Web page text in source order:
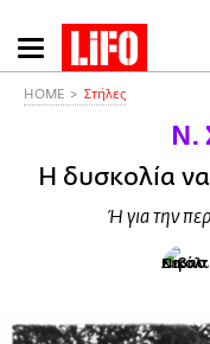
Παράκαμψη
προς
HOME Στήλες
Ν.
Η δυσκολία να
Ή για την